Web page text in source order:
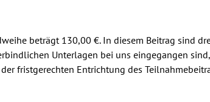
beträgt 130,00 €. In diesem Beitrag sind
Unterlagen bei uns eingegangen
fristgerechten Entrichtung des